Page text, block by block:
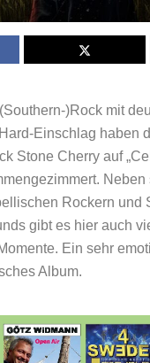
)Rock mit
Einschlag haben
Stone Cherry auf
Neben
Rockern und
gibt es hier auch
Ein sehr
Album.